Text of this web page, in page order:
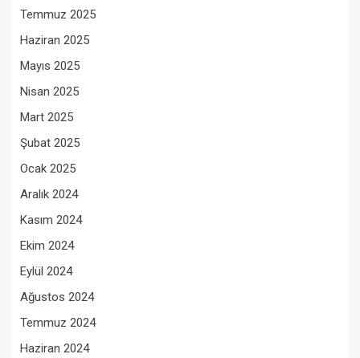
Temmuz 2025
Haziran 2025
Mayıs 2025
Nisan 2025
Mart 2025
Şubat 2025
Ocak 2025
Aralık 2024
Kasım 2024
Ekim 2024
Eylül 2024
Ağustos 2024
Temmuz 2024
Haziran 2024